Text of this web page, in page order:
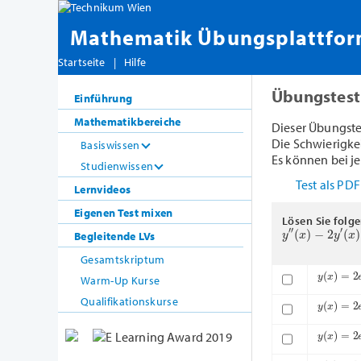
Mathematik
Startseite | Hilfe
Einführung
Mathematikbereiche
Basiswissen
Studienwissen
Lernvideos
Eigenen Test mixen
Begleitende LVs
Gesamtskriptum
Warm-Up Kurse
Qualifikationskurse
Übungstest
Dieser
Die
Es können bei
Test als
Lösen Sie
y″(x)−2y′(x)+
(x ) ex
(x ) ex
(x ) ex